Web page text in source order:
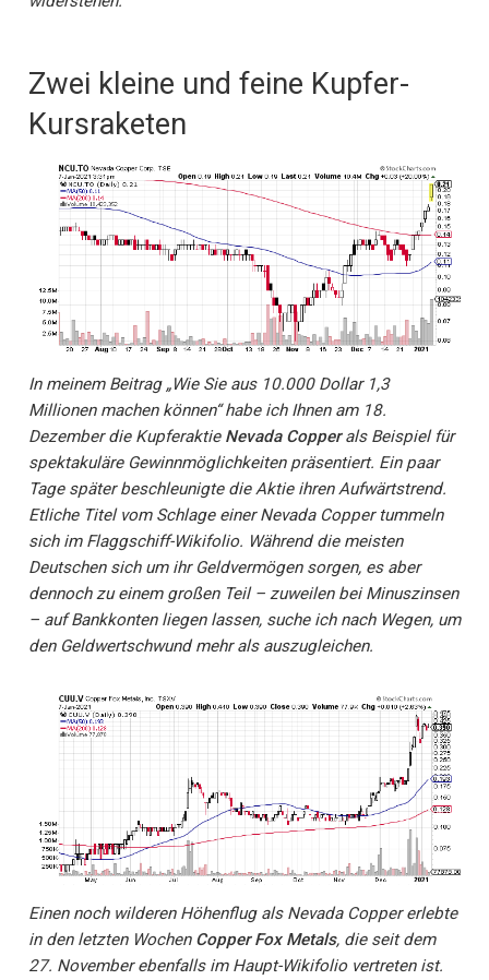
Zwei kleine und feine Kupfer-
Kursraketen
In meinem Beitrag „Wie Sie aus 10.000 Dollar 1,3
Millionen machen können“ habe ich Ihnen am 18.
Dezember die Kupferaktie Nevada Copperals Beispiel für
spektakuläre Gewinnmöglichkeiten präsentiert. Ein paar
Tage später beschleunigte die Aktie ihren Aufwärtstrend.
Etliche Titel vom Schlage einer Nevada Copper tummeln
sich im Flaggschiff-Wikifolio. Während die meisten
Deutschen sich um ihr Geldvermögen sorgen, es aber
dennoch zu einem großen Teil – zuweilen bei Minuszinsen
– auf Bankkonten liegen lassen, suche ich nach Wegen, um
den Geldwertschwund mehr als auszugleichen.
Einen noch wilderen Höhenflug als Nevada Copper erlebte
in den letzten WochenCopper Fox Metals, die seit dem
27. November ebenfalls im Haupt-Wikifolio vertreten ist.